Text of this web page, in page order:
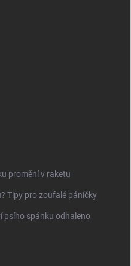
promění v raketu
Tipy pro zoufalé páníčky
psího spánku odhaleno